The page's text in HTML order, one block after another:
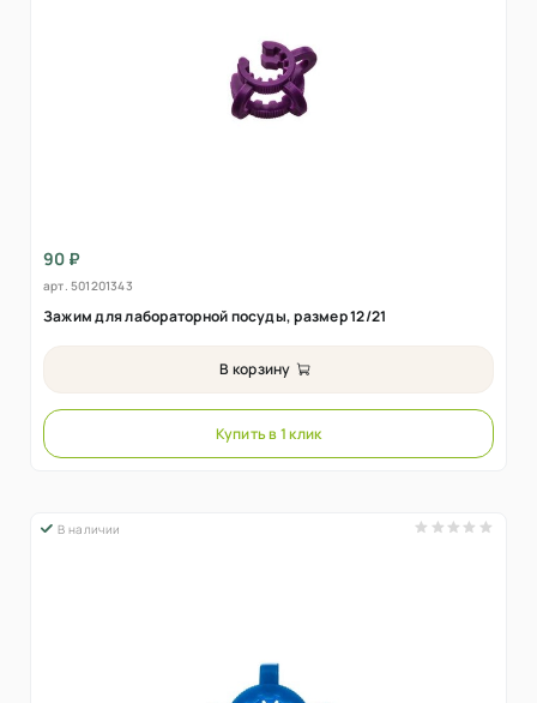
90 ₽
арт. 501201343
Зажим для лабораторной посуды, размер 12/21
В корзину
Купить в 1 клик
В наличии